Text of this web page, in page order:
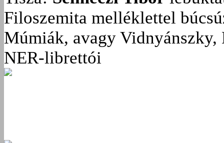
Filoszemita melléklettel
Múmiák, avagy Vidnyánszky,
NER-librettói